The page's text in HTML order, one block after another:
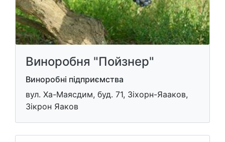
Виноробня "Пойзнер"
Виноробні підприємства
вул. Ха-Маясдим, буд. 71, Зіхорн-Яааков,
Зікрон Яаков